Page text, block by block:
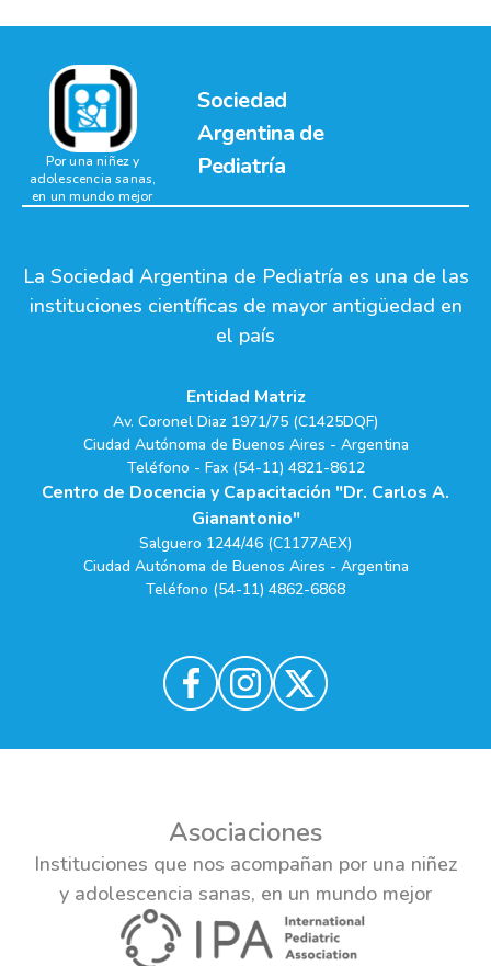
Sociedad
Argentina de
Pediatría
Por una niñez y
adolescencia sanas,
en un mundo mejor
La Sociedad Argentina de Pediatría es una de las
instituciones científicas de mayor antigüedad en
el país
Entidad Matriz
Av. Coronel Diaz 1971/75 (C1425DQF)
Ciudad Autónoma de Buenos Aires - Argentina
Teléfono - Fax (54-11) 4821-8612
Centro de Docencia y Capacitación "Dr. Carlos A.
Gianantonio"
Salguero 1244/46 (C1177AEX)
Ciudad Autónoma de Buenos Aires - Argentina
Teléfono (54-11) 4862-6868
Asociaciones
Instituciones que nos acompañan por una niñez
y adolescencia sanas, en un mundo mejor